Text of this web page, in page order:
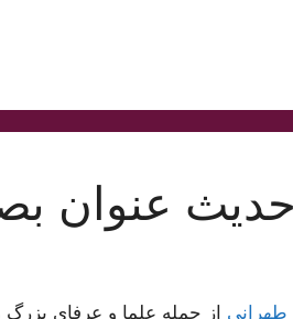
عنوان
از جمله علما و عرفای بزرگ